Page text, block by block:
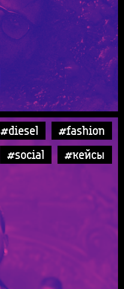
#diesel
#fashion
#social
#кейсы